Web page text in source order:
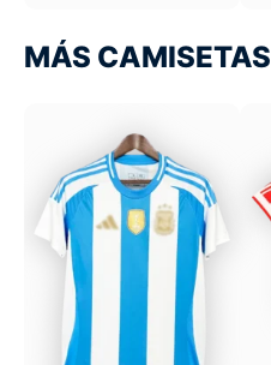
MÁS CAMISETAS